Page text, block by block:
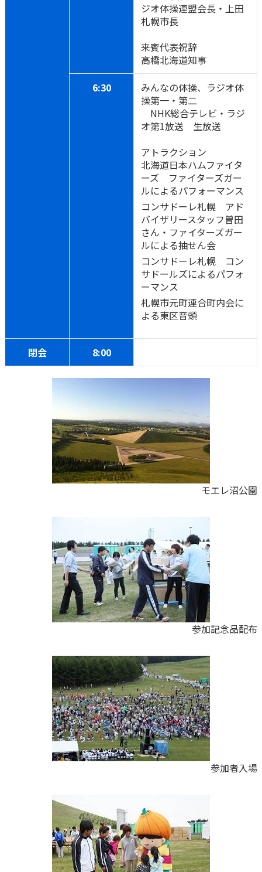
ラジオ体操・みんなの体操
ラジオ体操ポータルサイト
ジオ体操連盟会長・上田
札幌市長
来賓代表祝辞
高橋北海道知事
6:30
みんなの体操、ラジオ体
操第一・第二
NHK総合テレビ・ラジ
オ第1放送 生放送
アトラクション
北海道日本ハムファイタ
ーズ ファイターズガー
ルによるパフォーマンス
コンサドーレ札幌 アド
バイザリースタッフ曽田
さん・ファイターズガー
ルによる抽せん会
コンサドーレ札幌 コン
サドールズによるパフォ
ーマンス
札幌市元町連合町内会に
よる東区音頭
閉会 8:00
モエレ沼公園
参加記念品配布
参加者入場